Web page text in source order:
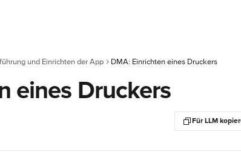
und Einrichten der App DMA: Einrichten eines Druckers
eines Druckers
Für LLM